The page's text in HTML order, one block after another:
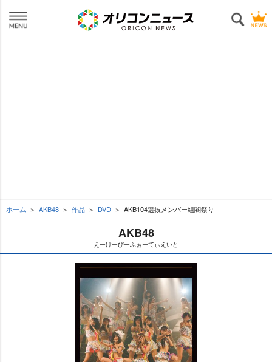
ホーム AKB48 作品 DVD AKB104選抜メンバー組閣祭り
AKB48
えーけーびーふぉーてぃえいと